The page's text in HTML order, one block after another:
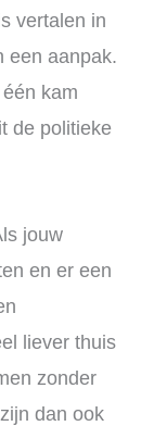
vertalen in
een aanpak.
kam
de politieke
jouw
en er een
liever thuis
zonder
dan ook